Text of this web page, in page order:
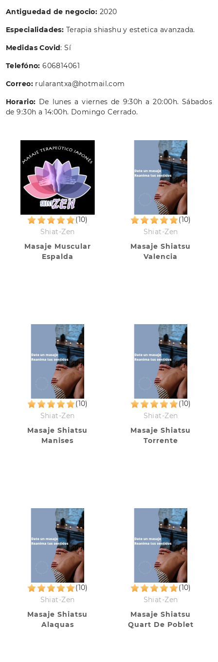
Antiguedad de negocio: 2020
Especialidades: Terapia shiashu y estetica avanzada.
Medidas Covid: Sí
Telefóno: 606814061
Correo:rularantxa@hotmail.com
Horario: De lunes a viernes de 9:30h a 20:00h. Sábados
de 9:30h a 14:00h. Domingo Cerrado.
(10)
Shiat-Zen
Masaje Muscular
Espalda
(10)
Shiat-Zen
Masaje Shiatsu
Valencia
(10)
Shiat-Zen
Masaje Shiatsu
Manises
(10)
Shiat-Zen
Masaje Shiatsu
Torrente
(10)
Shiat-Zen
Masaje Shiatsu
Alaquas
(10)
Shiat-Zen
Masaje Shiatsu
Quart De Poblet